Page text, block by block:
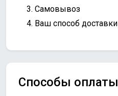
Самовывоз
Ваш способ доставки
Способы оплаты